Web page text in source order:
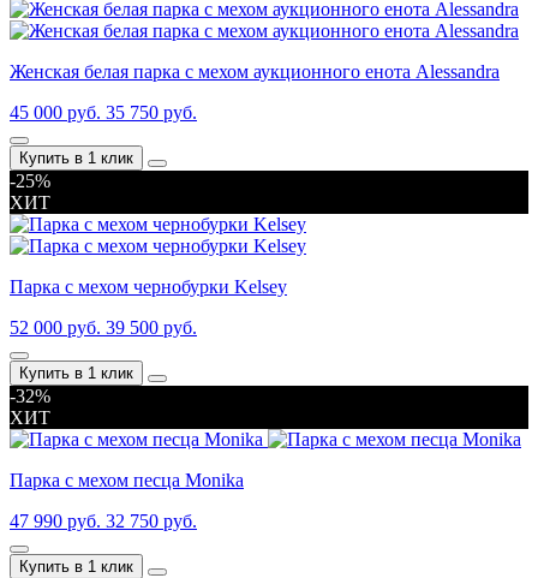
Женская белая парка с мехом аукционного енота Alessandra
45 000 руб. 35 750 руб.
Купить в 1 клик
-25%
ХИТ
Парка с мехом чернобурки Kelsey
52 000 руб. 39 500 руб.
Купить в 1 клик
-32%
ХИТ
Парка с мехом песца Monika
47 990 руб. 32 750 руб.
Купить в 1 клик